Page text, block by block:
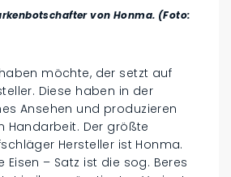
von Honma. (Foto:
möchte, der setzt auf
Diese haben in der
Ansehen und produzieren
Handarbeit. Der größte
Hersteller ist Honma.
Eisen – Satz ist die sog. Beres